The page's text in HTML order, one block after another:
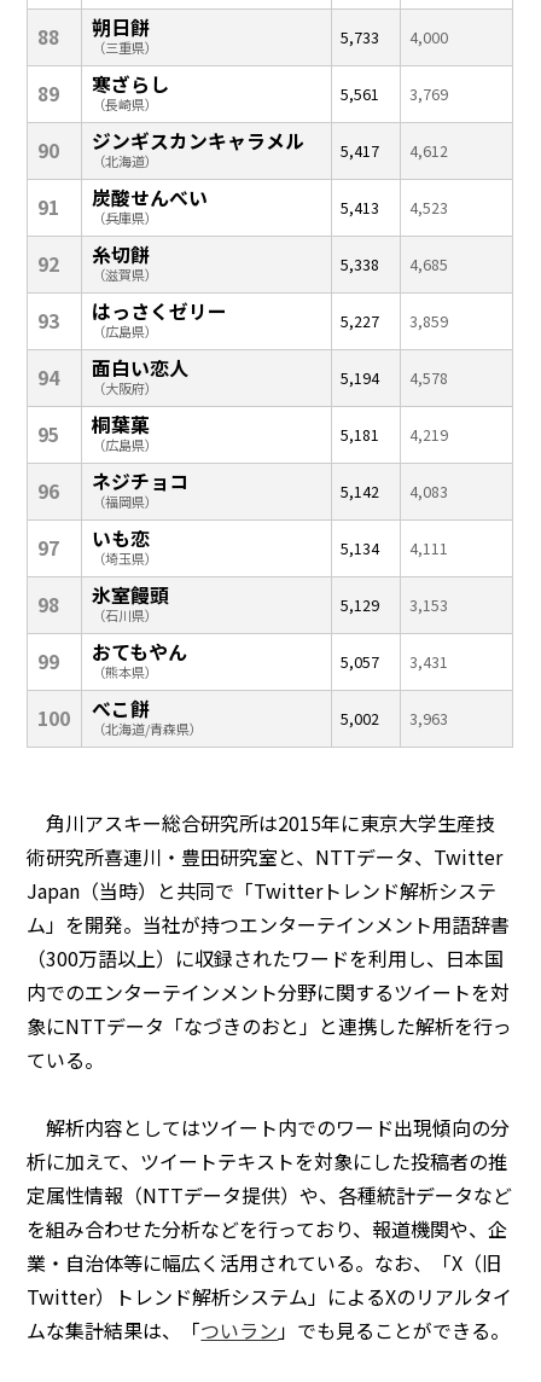
88 朔日餅
（三重県） 5,733 4,000
89 寒ざらし
（長崎県） 5,561 3,769
90 ジンギスカンキャラメル
（北海道） 5,417 4,612
91 炭酸せんべい
（兵庫県） 5,413 4,523
92 糸切餅
（滋賀県） 5,338 4,685
93 はっさくゼリー
（広島県） 5,227 3,859
94 面白い恋人
（大阪府） 5,194 4,578
95 桐葉菓
（広島県） 5,181 4,219
96 ネジチョコ
（福岡県） 5,142 4,083
97 いも恋
（埼玉県） 5,134 4,111
98 氷室饅頭
（石川県） 5,129 3,153
99 おてもやん
（熊本県） 5,057 3,431
100 べこ餅
（北海道/青森県） 5,002 3,963
角川アスキー総合研究所は2015年に東京大学生産技
術研究所喜連川・豊田研究室と、NTTデータ、Twitter
Japan（当時）と共同で「Twitterトレンド解析システ
ム」を開発。当社が持つエンターテインメント用語辞書
（300万語以上）に収録されたワードを利用し、日本国
内でのエンターテインメント分野に関するツイートを対
象にNTTデータ「なづきのおと」と連携した解析を行っ
ている。
解析内容としてはツイート内でのワード出現傾向の分
析に加えて、ツイートテキストを対象にした投稿者の推
定属性情報（NTTデータ提供）や、各種統計データなど
を組み合わせた分析などを行っており、報道機関や、企
業・自治体等に幅広く活用されている。なお、「X（旧
Twitter）トレンド解析システム」によるXのリアルタイ
ムな集計結果は、「ついラン」でも見ることができる。